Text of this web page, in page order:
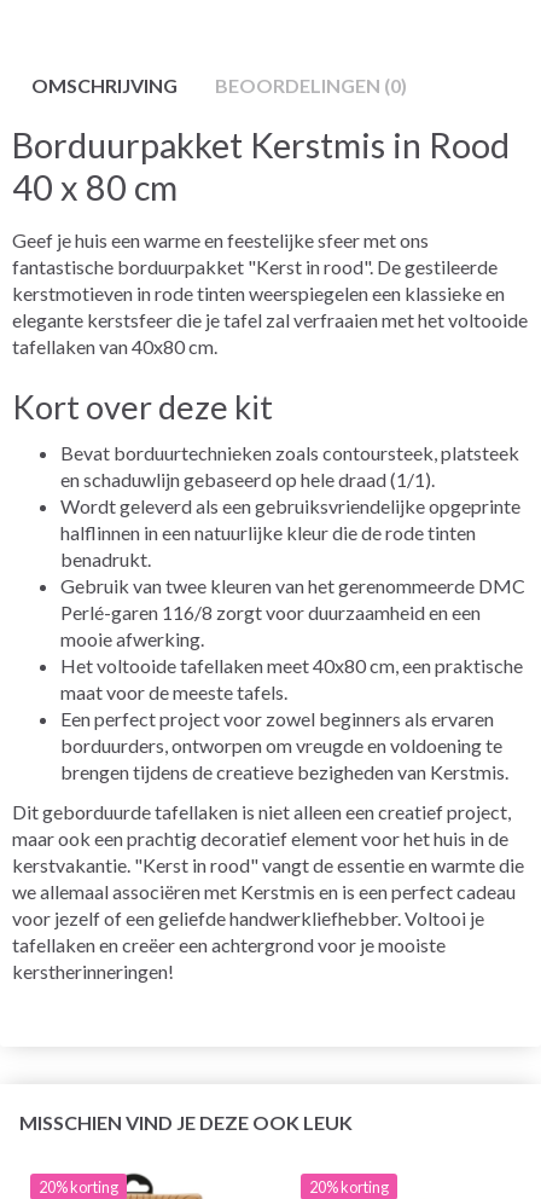
OMSCHRIJVING BEOORDELINGEN (0)
Borduurpakket Kerstmis in Rood
40 x 80 cm
Geef je huis een warme en feestelijke sfeer met ons
fantastische borduurpakket "Kerst in rood". De gestileerde
kerstmotieven in rode tinten weerspiegelen een klassieke en
elegante kerstsfeer die je tafel zal verfraaien met het voltooide
tafellaken van 40x80 cm.
Kort over deze kit
Bevat borduurtechnieken zoals contoursteek, platsteek
en schaduwlijn gebaseerd op hele draad (1/1).
Wordt geleverd als een gebruiksvriendelijke opgeprinte
halflinnen in een natuurlijke kleur die de rode tinten
benadrukt.
Gebruik van twee kleuren van het gerenommeerde DMC
Perlé-garen 116/8 zorgt voor duurzaamheid en een
mooie afwerking.
Het voltooide tafellaken meet 40x80 cm, een praktische
maat voor de meeste tafels.
Een perfect project voor zowel beginners als ervaren
borduurders, ontworpen om vreugde en voldoening te
brengen tijdens de creatieve bezigheden van Kerstmis.
Dit geborduurde tafellaken is niet alleen een creatief project,
maar ook een prachtig decoratief element voor het huis in de
kerstvakantie. "Kerst in rood" vangt de essentie en warmte die
we allemaal associëren met Kerstmis en is een perfect cadeau
voor jezelf of een geliefde handwerkliefhebber. Voltooi je
tafellaken en creëer een achtergrond voor je mooiste
kerstherinneringen!
MISSCHIEN VIND JE DEZE OOK LEUK
20% korting 20% korting